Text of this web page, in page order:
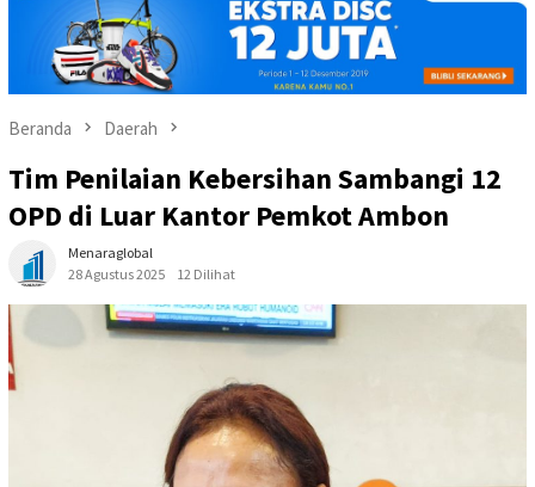
Beranda Daerah
Tim Penilaian Kebersihan Sambangi 12
OPD di Luar Kantor Pemkot Ambon
Menaraglobal
28 Agustus 2025
12 Dilihat